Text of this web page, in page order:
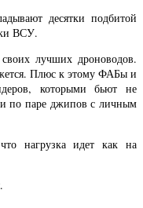
десятки подбитой
ВСУ.
лучших дроноводов.
Плюс к этому ФАБы и
которыми бьют не
по паре джипов с личным
нагрузка идет как на